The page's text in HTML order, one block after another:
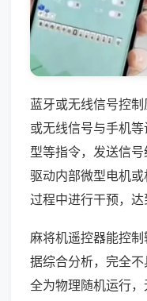
蓝牙或无线信号控
或无线信号与手机
型等指令，发送信
驱动内部微型电机
过程中进行干预，达
麻将机遥控器能控
据综合分析，完全
全为物理随机运行